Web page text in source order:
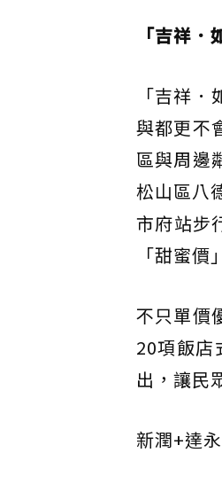
「吉祥
「吉祥
與都更不
區與周邊
松山區八
市府站步
「甜蜜
不只單價
20項飯店
出，讓民
新潤+達